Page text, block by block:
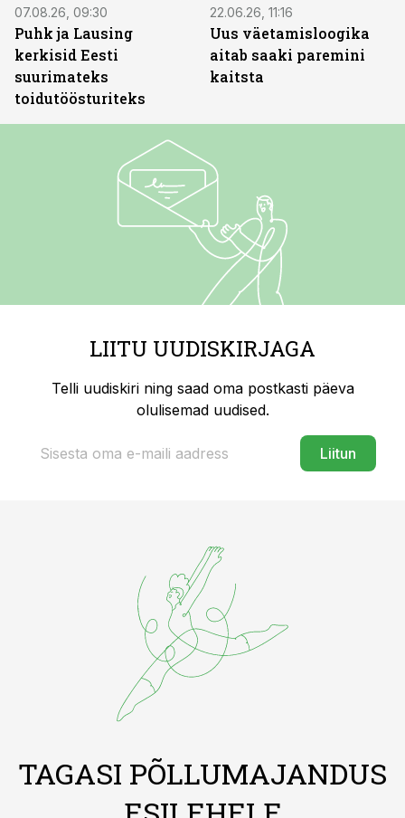
07.08.26, 09:30
Puhk ja Lausing
kerkisid Eesti
suurimateks
toidutöösturiteks
22.06.26, 11:16
Uus väetamisloogika
aitab saaki paremini
kaitsta
LIITU UUDISKIRJAGA
Telli uudiskiri ning saad oma postkasti päeva
olulisemad uudised.
Liitun
TAGASI PÕLLUMAJANDUS